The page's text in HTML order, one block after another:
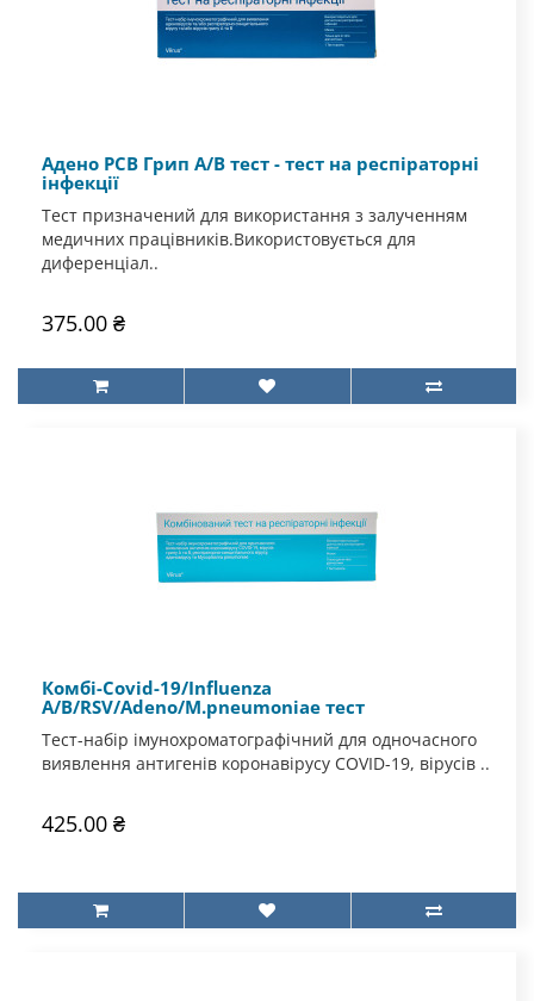
Адено РСВ Грип А/В тест - тест на респіраторні
інфекції
Тест призначений для використання з залученням
медичних працівників.Використовується для
диференціал..
375.00 ₴
Комбі-Covid-19/Influenza
A/B/RSV/Adeno/M.pneumoniae тест
Тест-набір імунохроматографічний для одночасного
виявлення антигенів коронавірусу COVID-19, вірусів ..
425.00 ₴